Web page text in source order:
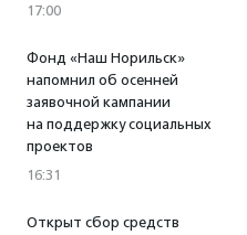
17:00
Фонд «Наш Норильск»
напомнил об осенней
заявочной кампании
на поддержку социальных
проектов
16:31
Открыт сбор средств